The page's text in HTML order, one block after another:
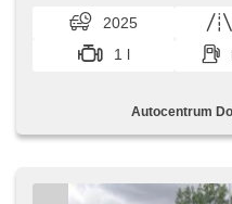
wspomaganie układu
system kół (ASR),
podwozia (ESP),
podgrzewane lusterka,
asistent rozjezdu do kopce
Android Auto, Apple
2025
1 l
Autocentrum